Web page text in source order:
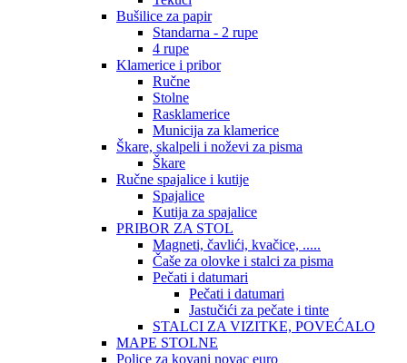
Bušilice za papir
Standarna - 2 rupe
4 rupe
Klamerice i pribor
Ručne
Stolne
Rasklamerice
Municija za klamerice
Škare, skalpeli i noževi za pisma
Škare
Ručne spajalice i kutije
Spajalice
Kutija za spajalice
PRIBOR ZA STOL
Magneti, čavlići, kvačice, .....
Čaše za olovke i stalci za pisma
Pečati i datumari
Pečati i datumari
Jastučići za pečate i tinte
STALCI ZA VIZITKE, POVEĆALO
MAPE STOLNE
Police za kovani novac euro